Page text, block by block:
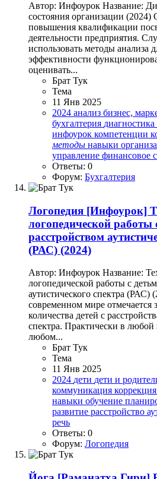
Автор: Инфоурок Название:
состояния организации
повышения квалификации
деятельности предприятия.
использовать методы анализа
эффективности
оценивать...
Брат Тук
Тема
11 Янв 2025
2024 анализ бизнес,
бухгалтерия диагностика
инфоурок компетенции
методы навыки
управление финансовое
Ответы: 0
Форум: Бухгалтерия
Логопедия [Инфоурок]
логопедической работы
расстройством
(РАС) (2024)
Автор: Инфоурок Название:
логопедической работы с
аутистического спектра (РАС)
современном мире отмечается
количества детей с
спектра. Практически в любой
любом...
Брат Тук
Тема
11 Янв 2025
2024 дети дети и
коммуникация коррекция
навыки обучение
развитие расстройство
речь
Ответы: 0
Форум: Логопедия